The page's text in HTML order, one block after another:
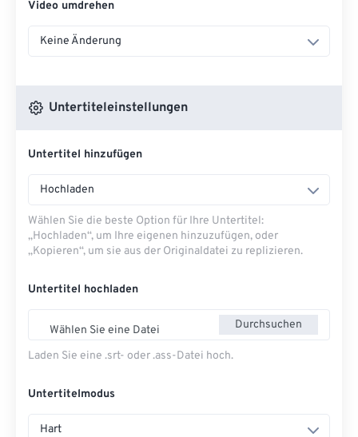
Video umdrehen
Keine Änderung
Untertiteleinstellungen
Untertitel hinzufügen
Hochladen
Wählen Sie die beste Option für Ihre Untertitel:
„Hochladen“, um Ihre eigenen hinzuzufügen, oder
„Kopieren“, um sie aus der Originaldatei zu replizieren.
Untertitel hochladen
Wählen Sie eine Datei Durchsuchen
Laden Sie eine .srt- oder .ass-Datei hoch.
Untertitelmodus
Hart